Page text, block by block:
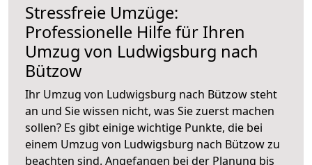
Stressfreie Umzüge:
Professionelle Hilfe für Ihren
Umzug von Ludwigsburg nach
Bützow
Ihr Umzug von Ludwigsburg nach Bützow steht
an und Sie wissen nicht, was Sie zuerst machen
sollen? Es gibt einige wichtige Punkte, die bei
einem Umzug von Ludwigsburg nach Bützow zu
beachten sind. Angefangen bei der Planung bis